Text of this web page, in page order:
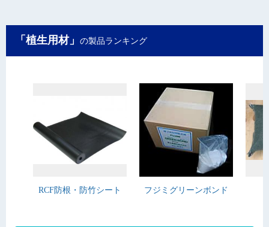
「植生用材」 の製品ランキング
RCF防根・防竹シート フジミグリーンボンド